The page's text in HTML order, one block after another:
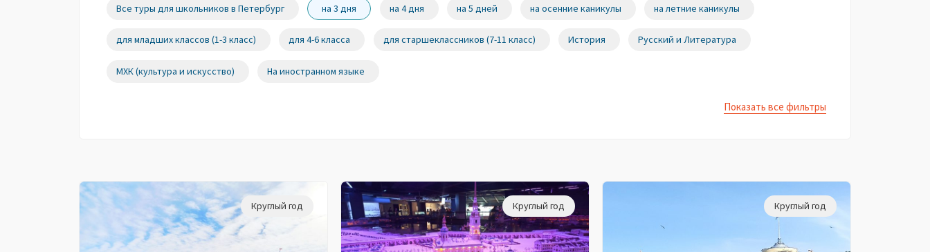
Все туры для школьников в Петербург на 3 дня на 4 дня на 5 дней на осенние каникулы на летние каникулы
для младших классов (1-3 класс) для 4-6 класса для старшеклассников (7-11 класс) История Русский и Литература
МХК (культура и искусство) На иностранном языке
Показать все фильтры
Круглый год Круглый год Круглый год